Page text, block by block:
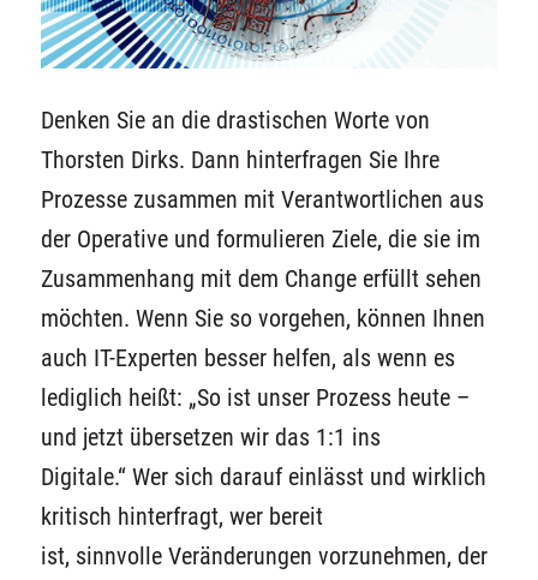
Denken Sie an die drastischen Worte von
Thorsten Dirks. Dann hinterfragen Sie Ihre
Prozesse zusammen mit Verantwortlichen aus
der Operative und formulieren Ziele, die sie im
Zusammenhang mit dem Change erfüllt sehen
möchten. Wenn Sie so vorgehen, können Ihnen
auch IT-Experten besser helfen, als wenn es
lediglich heißt: „So ist unser Prozess heute –
und jetzt übersetzen wir das 1:1 ins
Digitale.“ Wer sich darauf einlässt und wirklich
kritisch hinterfragt, wer bereit
ist, sinnvolle Veränderungen vorzunehmen, der